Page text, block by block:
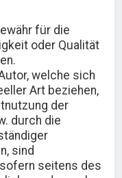
für die
oder Qualität
welche sich
Art beziehen,
der
durch die
sind
seitens des